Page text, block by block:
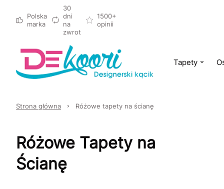
Polska
marka
30
dni
na
zwrot
1500+
opinii
Tapety
Strona główna Różowe tapety na ścianę
Różowe Tapety na
Ścianę